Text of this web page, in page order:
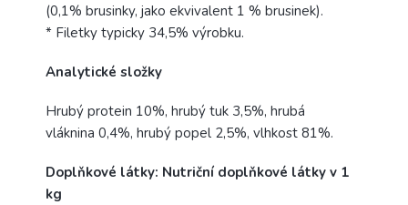
(0,1% brusinky, jako ekvivalent 1 % brusinek).
* Filetky typicky 34,5% výrobku.
Analytické složky
Hrubý protein 10%, hrubý tuk 3,5%, hrubá
vláknina 0,4%, hrubý popel 2,5%, vlhkost 81%.
Doplňkové látky: Nutriční doplňkové látky v 1
kg